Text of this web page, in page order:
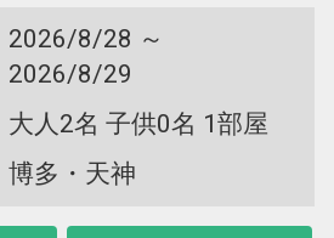
2026/8/28 ～
2026/8/29
大人2名 子供0名 1部屋
博多・天神